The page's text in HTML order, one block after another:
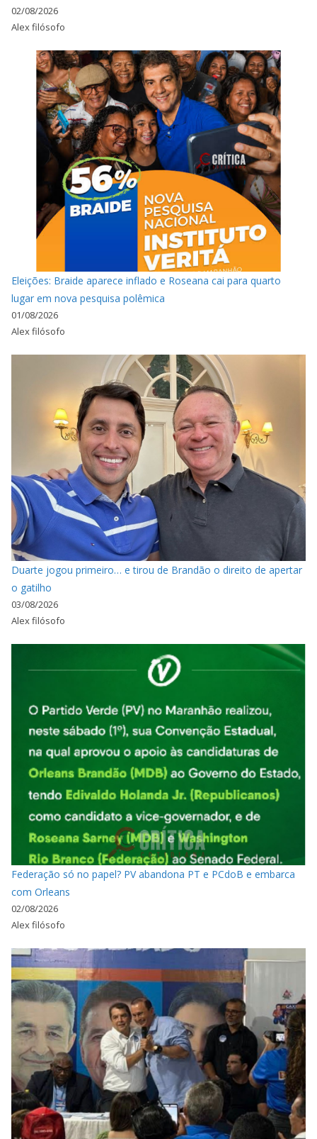
02/08/2026
Alex filósofo
Eleições: Braide aparece inflado e Roseana cai para quarto
lugar em nova pesquisa polêmica
01/08/2026
Alex filósofo
Duarte jogou primeiro… e tirou de Brandão o direito de apertar
o gatilho
03/08/2026
Alex filósofo
Federação só no papel? PV abandona PT e PCdoB e embarca
com Orleans
02/08/2026
Alex filósofo